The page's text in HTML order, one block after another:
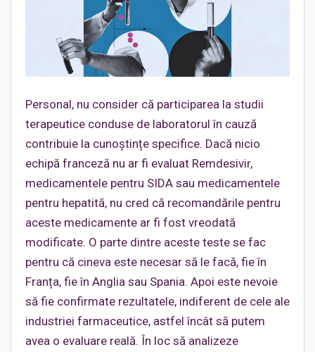
Personal, nu consider că participarea la studii
terapeutice conduse de laboratorul în cauză
contribuie la cunoștințe specifice. Dacă nicio
echipă franceză nu ar fi evaluat Remdesivir,
medicamentele pentru SIDA sau medicamentele
pentru hepatită, nu cred că recomandările pentru
aceste medicamente ar fi fost vreodată
modificate. O parte dintre aceste teste se fac
pentru că cineva este necesar să le facă, fie în
Franța, fie în Anglia sau Spania. Apoi este nevoie
să fie confirmate rezultatele, indiferent de cele ale
industriei farmaceutice, astfel încât să putem
avea o evaluare reală. În loc să analizeze